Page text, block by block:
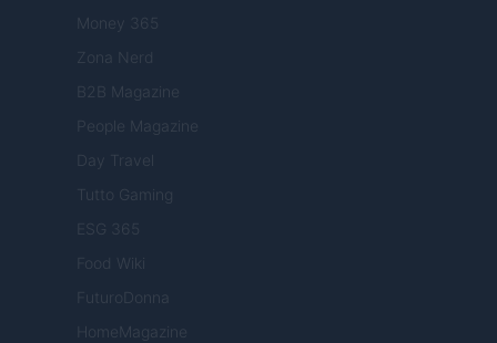
Money 365
Zona Nerd
B2B Magazine
People Magazine
Day Travel
Tutto Gaming
ESG 365
Food Wiki
FuturoDonna
HomeMagazine